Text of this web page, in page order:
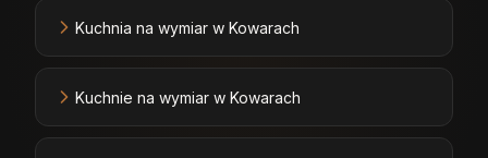
Kuchnia na wymiar w Kowarach
Kuchnie na wymiar w Kowarach